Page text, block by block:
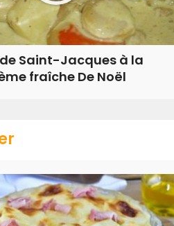
Saint-Jacques à la
fraîche De Noël